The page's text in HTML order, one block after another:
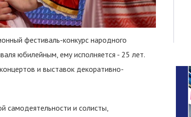
фестиваль-конкурс народного
юбилейным, ему исполняется - 25 лет.
и выставок декоративно-
самодеятельности и солисты,